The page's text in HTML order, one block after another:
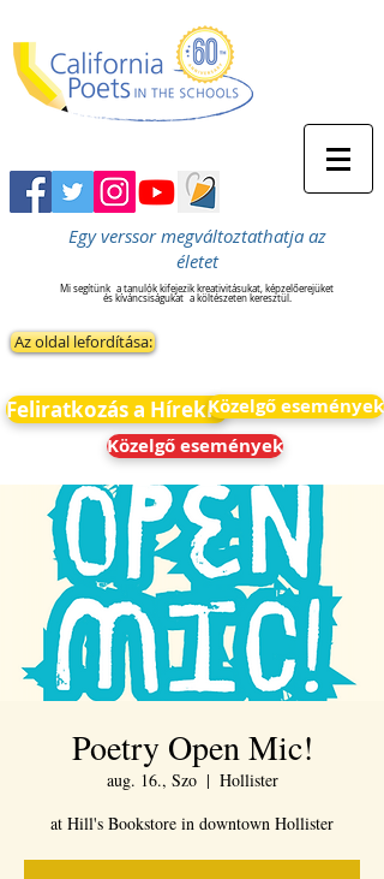
Egy verssor megváltoztathatja az
életet
Mi segítünk a tanulók kifejezik kreativitásukat, képzelőerejüket
és kíváncsiságukat a költészeten keresztül.
Az oldal lefordítása:
Feliratkozás a HírekreKözelgő események
Közelgő események
Poetry Open Mic!
aug. 16., Szo
  |
Hollister
at Hill's Bookstore in downtown Hollister